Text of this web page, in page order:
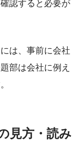
認すると必要が
は、事前に会社
部は会社に例え
見方・読み